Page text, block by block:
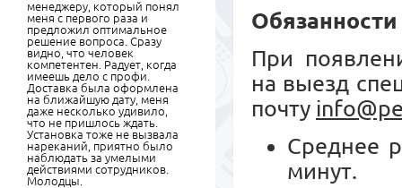
Обязанности
При
на выезд
почту
Среднее
минут.
менеджеру, который понял
меня с первого раза и
предложил оптимальное
решение вопроса. Сразу
видно, что человек
компетентен. Радует, когда
имеешь дело с профи.
Доставка была оформлена
на ближайшую дату, меня
даже несколько удивило,
что не пришлось ждать.
Установка тоже не вызвала
нареканий, приятно было
наблюдать за умелыми
действиями сотрудников.
Молодцы.